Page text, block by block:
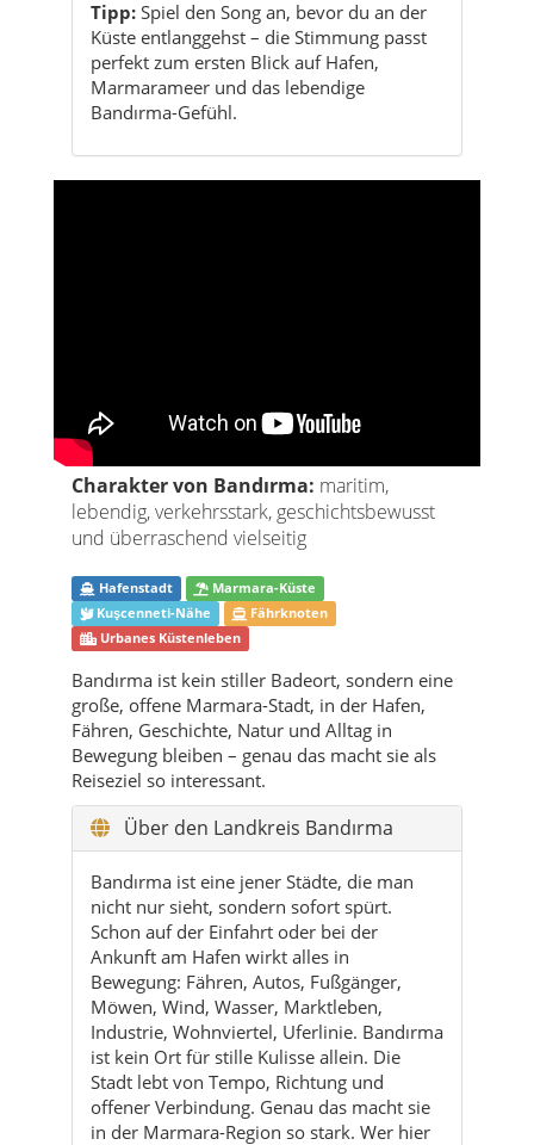
und überraschend vielseitig
Hafenstadt
Marmara-Küste
Kuşcenneti-Nähe
Fährknoten
Urbanes Küstenleben
Bandırma ist kein stiller Badeort, sondern eine
große, offene Marmara-Stadt, in der Hafen,
Fähren, Geschichte, Natur und Alltag in
Bewegung bleiben – genau das macht sie als
Reiseziel so interessant.
Über den Landkreis Bandırma
Bandırma ist eine jener Städte, die man
nicht nur sieht, sondern sofort spürt.
Schon auf der Einfahrt oder bei der
Ankunft am Hafen wirkt alles in
Bewegung: Fähren, Autos, Fußgänger,
Möwen, Wind, Wasser, Marktleben,
Industrie, Wohnviertel, Uferlinie. Bandırma
ist kein Ort für stille Kulisse allein. Die
Stadt lebt von Tempo, Richtung und
offener Verbindung. Genau das macht sie
in der Marmara-Region so stark. Wer hier
ankommt, ist nicht in einer dekorativen
Postkartenkulisse, sondern in einer echten
Hafenstadt mit Alltag, Geschichte,
Küstengefühl und einem erstaunlich
breiten Reiseprofil.